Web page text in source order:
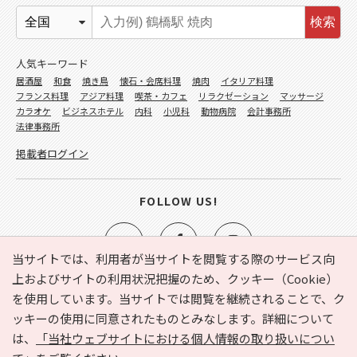
当サイトでは、利用者が当サイトを閲覧する際のサービス向
上およびサイトの利用状況把握のため、クッキー（Cookie）
を使用しています。当サイトでは閲覧を継続されることで、ク
ッキーの使用に同意されたものとみなします。詳細について
は、
「当社ウェブサイトにおける個人情報の取り扱いについ
e-NAVITA（イーナビタ）とは？ お気に入り
ヘルプ
利用規約
個人情報の取り扱いについて
運営会社
サイトマップ
広告掲載に関するお問い合わせ
検索
人気キーワード
居酒屋 和食 焼き鳥 懐石・会席料理 焼肉
イタリア料理
フランス料理
アジア料理 喫茶・カフェ リラクゼーション
マッサージ
カラオケ
ビジネスホテル 内科 小児科 動物病院
会計事務所
法律事務所
掲載者ログイン
FOLLOW US!